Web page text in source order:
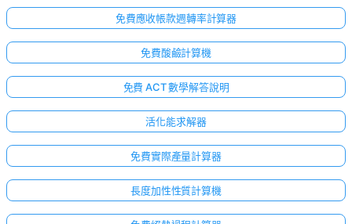
免費應收帳款週轉率計算器
免費酸鹼計算機
免費 ACT 數學解答說明
活化能求解器
免費實際產量計算器
長度加性性質計算機